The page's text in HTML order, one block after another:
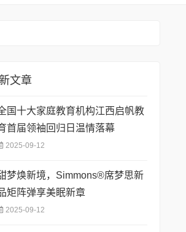
文章
国十大家庭教育机构江西启帆教
首届领袖回归日温情落幕
2025-09-12
梦焕新境，Simmons®席梦思新
矩阵弹享美眠新章
2025-09-12